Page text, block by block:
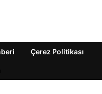
Çerez Politikası